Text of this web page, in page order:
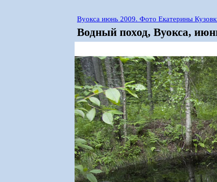
Вуокса июнь 2009. Фото Екатерины
Водный поход, Вуокса,